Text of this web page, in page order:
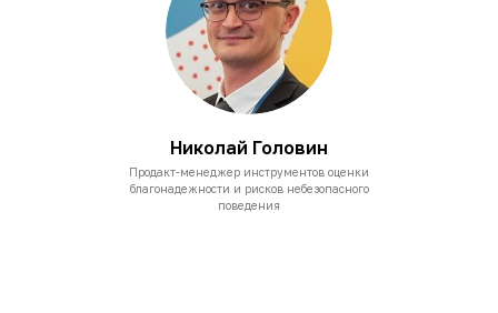
Николай Головин
Продакт-менеджер инструментов оценки
благонадежности и рисков небезопасного
поведения